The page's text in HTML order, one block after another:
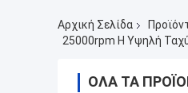
Αρχική Σελίδα
25000rpm Η Υψηλή
ΌΛΑ ΤΑ